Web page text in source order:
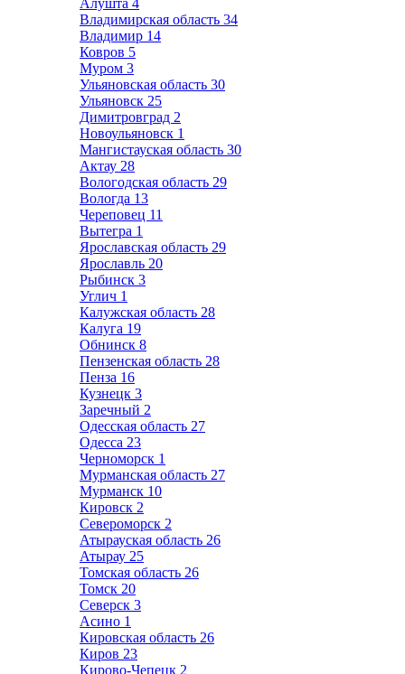
Алушта 4
Владимирская область 34
Владимир 14
Ковров 5
Муром 3
Ульяновская область 30
Ульяновск 25
Димитровград 2
Новоульяновск 1
Мангистауская область 30
Актау 28
Вологодская область 29
Вологда 13
Череповец 11
Вытегра 1
Ярославская область 29
Ярославль 20
Рыбинск 3
Углич 1
Калужская область 28
Калуга 19
Обнинск 8
Пензенская область 28
Пенза 16
Кузнецк 3
Заречный 2
Одесская область 27
Одесса 23
Черноморск 1
Мурманская область 27
Мурманск 10
Кировск 2
Североморск 2
Атырауская область 26
Атырау 25
Томская область 26
Томск 20
Северск 3
Асино 1
Кировская область 26
Киров 23
Кирово-Чепецк 2